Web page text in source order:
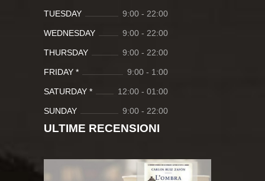
TUESDAY 9:00 - 22:00
WEDNESDAY 9:00 - 22:00
THURSDAY 9:00 - 22:00
FRIDAY * 9:00 - 1:00
SATURDAY * 12:00 - 01:00
SUNDAY 9:00 - 22:00
ULTIME RECENSIONI